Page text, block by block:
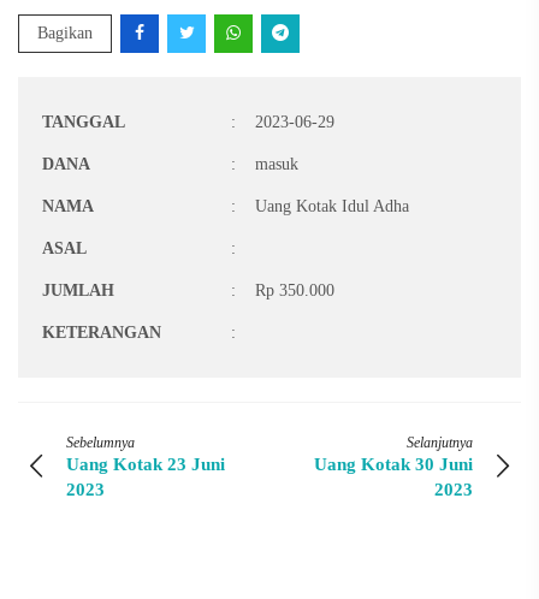
Bagikan
TANGGAL : 2023-06-29
DANA : masuk
NAMA : Uang Kotak Idul Adha
ASAL :
JUMLAH : Rp 350.000
KETERANGAN :
Sebelumnya
Uang Kotak 23 Juni
2023
Selanjutnya
Uang Kotak 30 Juni
2023